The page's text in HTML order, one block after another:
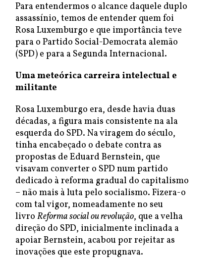
Para entendermos o alcance daquele duplo
assassínio, temos de entender quem foi
Rosa Luxemburgo e que importância teve
para o Partido Social-Democrata alemão
(SPD) e para a Segunda Internacional.
Uma meteórica carreira intelectual e
militante
Rosa Luxemburgo era, desde havia duas
décadas, a figura mais consistente na ala
esquerda do SPD. Na viragem do século,
tinha encabeçado o debate contra as
propostas de Eduard Bernstein, que
visavam converter o SPD num partido
dedicado à reforma gradual do capitalismo
– não mais à luta pelo socialismo. Fizera-o
com tal vigor, nomeadamente no seu
livro Reforma social ou revolução, que a velha
direção do SPD, inicialmente inclinada a
apoiar Bernstein, acabou por rejeitar as
inovações que este propugnava.